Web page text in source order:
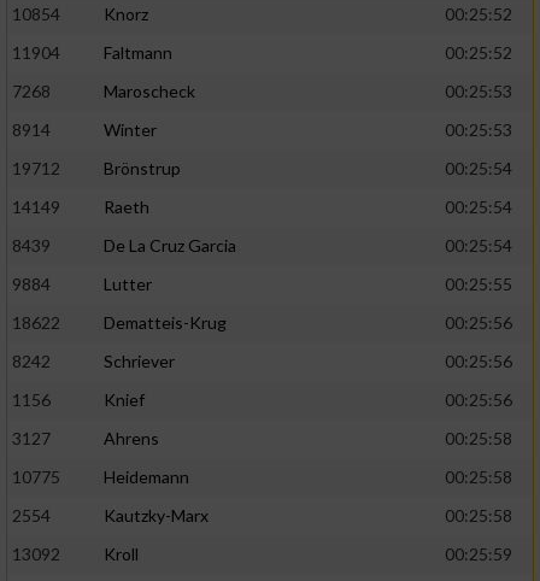
10854
Knorz
00:25:52
11904
Faltmann
00:25:52
7268
Maroscheck
00:25:53
8914
Winter
00:25:53
19712
Brönstrup
00:25:54
14149
Raeth
00:25:54
8439
De La Cruz Garcia
00:25:54
9884
Lutter
00:25:55
18622
Dematteis-Krug
00:25:56
8242
Schriever
00:25:56
1156
Knief
00:25:56
3127
Ahrens
00:25:58
10775
Heidemann
00:25:58
2554
Kautzky-Marx
00:25:58
13092
Kroll
00:25:59
personalisierter Werbung
von Inhalten
personalisierter Inhalte
Analyse von Zielgruppen durch Statistiken
verschiedenen Quellen
Verwendung reduzierter Daten zur Auswahl